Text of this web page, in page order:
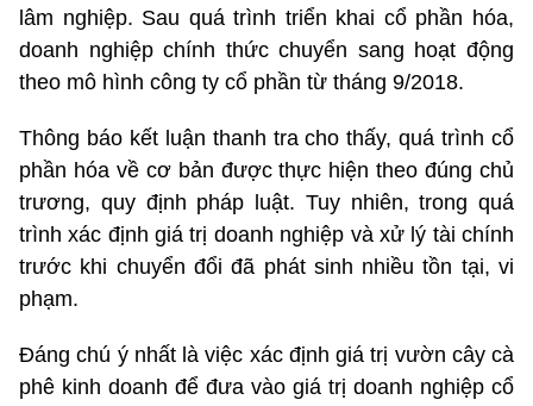
lâm nghiệp. Sau quá trình triển khai cổ phần hóa,
doanh nghiệp chính thức chuyển sang hoạt động
theo mô hình công ty cổ phần từ tháng 9/2018.
Thông báo kết luận thanh tra cho thấy, quá trình cổ
phần hóa về cơ bản được thực hiện theo đúng chủ
trương, quy định pháp luật. Tuy nhiên, trong quá
trình xác định giá trị doanh nghiệp và xử lý tài chính
trước khi chuyển đổi đã phát sinh nhiều tồn tại, vi
phạm.
Đáng chú ý nhất là việc xác định giá trị vườn cây cà
phê kinh doanh để đưa vào giá trị doanh nghiệp cổ